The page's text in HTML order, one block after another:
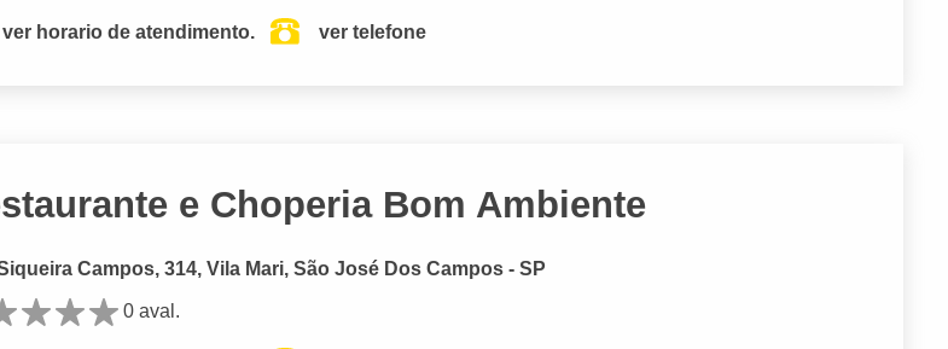
ver horario de atendimento. ver telefone
e Choperia Bom Ambiente
Campos, 314, Vila Mari, São José Dos Campos - SP
0 aval.